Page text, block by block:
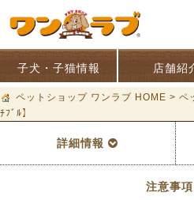
子犬・子猫情報 店舗紹
ペットショップ ワンラブ HOME > ペ
ﾁﾌﾞﾙ】
詳細情報
注意事項